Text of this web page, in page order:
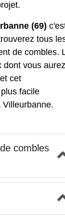
(69)
tous
de combles.
dont vous aurez
cet
facile
combles